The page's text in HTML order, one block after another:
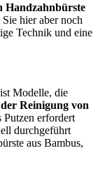
Handzahnbürste
hier aber noch
Technik und eine
Modelle, die
Reinigung von
Putzen erfordert
durchgeführt
aus Bambus,